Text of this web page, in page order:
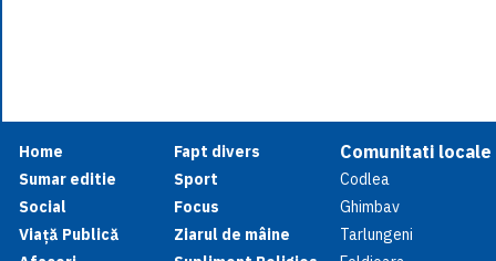
Home
Sumar editie
Social
Viață Publică
Fapt divers
Sport
Focus
Ziarul de mâine
Comunitati locale
Codlea
Ghimbav
Tarlungeni